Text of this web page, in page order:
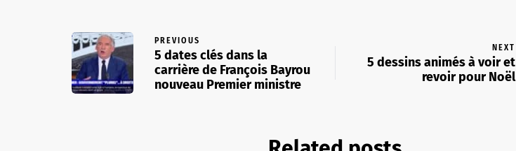
PREVIOUS
5 dates clés dans la
carrière de François Bayrou
nouveau Premier ministre
NEXT
5 dessins animés à voir et
revoir pour Noël